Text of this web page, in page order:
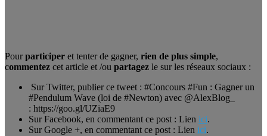
Pourparticiper et tenter de gagner, rien de plus simple,
commentez cet article et /ou partagez le sur les réseaux sociaux :
Sur Twitter, publier ce tweet : #Concours #Fun : Gagner un
#Pendulum Wave (loi de #Newton) avec @AlexBlog_
: https://goo.gl/UZiaE9
Sur Facebook, en commentant ce post : Lien ici.
Sur Google +, en commentant ce post : Lien ici.